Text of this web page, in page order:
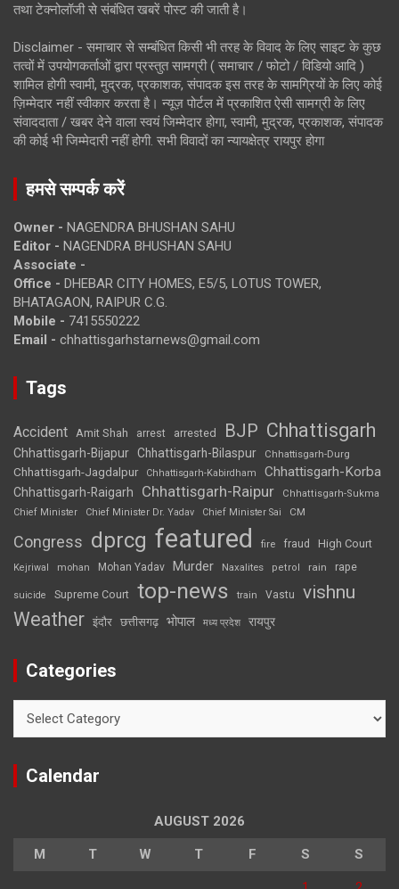
तथा टेक्नोलॉजी से संबंधित खबरें पोस्ट की जाती है।
Disclaimer - समाचार से सम्बंधित किसी भी तरह के विवाद के लिए साइट के कुछ
तत्वों में उपयोगकर्ताओं द्वारा प्रस्तुत सामग्री ( समाचार / फोटो / विडियो आदि )
शामिल होगी स्वामी, मुद्रक, प्रकाशक, संपादक इस तरह के सामग्रियों के लिए कोई
ज़िम्मेदार नहीं स्वीकार करता है। न्यूज़ पोर्टल में प्रकाशित ऐसी सामग्री के लिए
संवाददाता / खबर देने वाला स्वयं जिम्मेदार होगा, स्वामी, मुद्रक, प्रकाशक, संपादक
की कोई भी जिम्मेदारी नहीं होगी. सभी विवादों का न्यायक्षेत्र रायपुर होगा
हमसे सम्पर्क करें
Owner - NAGENDRA BHUSHAN SAHU
Editor - NAGENDRA BHUSHAN SAHU
Associate -
Office - DHEBAR CITY HOMES, E5/5, LOTUS TOWER,
BHATAGAON, RAIPUR C.G.
Mobile - 7415550222
Email - chhattisgarhstarnews@gmail.com
Tags
Accident Amit Shah arrest arrested BJP Chhattisgarh
Chhattisgarh-Bijapur Chhattisgarh-Bilaspur Chhattisgarh-Durg
Chhattisgarh-Jagdalpur Chhattisgarh-Kabirdham Chhattisgarh-Korba
Chhattisgarh-Raigarh Chhattisgarh-Raipur
Chhattisgarh-Sukma
Chief Minister
Chief Minister Dr. Yadav Chief Minister Sai CM
Congress dprcg featured fire fraud High Court
Kejriwal mohan Mohan Yadav Murder Naxalites petrol rain rape
suicide Supreme Court top-news train Vastu vishnu
Weather इंदौर छत्तीसगढ़ भोपाल मध्य प्रदेश रायपुर
Categories
Calendar
AUGUST 2026
M T W T F S S